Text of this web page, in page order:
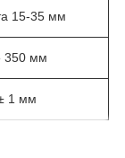
15-35 мм
350 мм
1 мм